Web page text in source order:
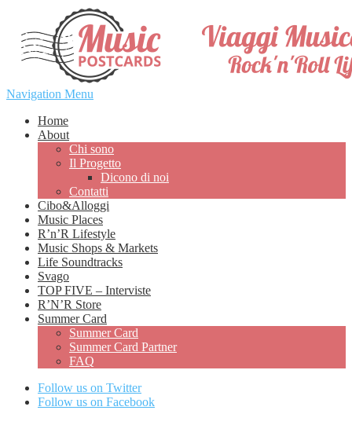
Navigation Menu
Home
About
Chi sono
Il Progetto
Dicono di noi
Contatti
Cibo&Alloggi
Music Places
R’n’R Lifestyle
Music Shops & Markets
Life Soundtracks
Svago
TOP FIVE – Interviste
R’N’R Store
Summer Card
Summer Card
Summer Card Partner
FAQ
Follow us on Twitter
Follow us on Facebook